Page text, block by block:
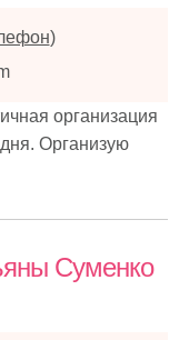
)
организация
Организую
Суменко